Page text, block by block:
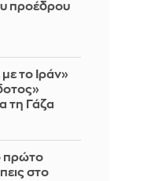
προέδρου
το Ιράν»
τη Γάζα
πρώτο
στο